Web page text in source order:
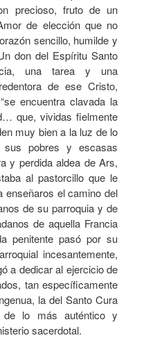
precioso, fruto de un
de elección que no
sencillo, humilde y
don del Espíritu Santo
una tarea y una
de ese Cristo,
encuentra clavada la
que, vividas fielmente
muy bien a la luz de lo
pobres y escasas
y perdida aldea de Ars,
al pastorcillo que le
enseñaros el camino del
de su parroquia y de
de aquella Francia
penitente pasó por su
incesantemente,
a dedicar al ejercicio de
tan específicamente
la del Santo Cura
de lo más auténtico y
sacerdotal.